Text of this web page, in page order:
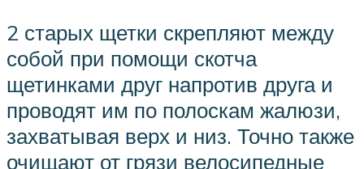
2 старых щетки скрепляют между
собой при помощи скотча
щетинками друг напротив друга и
проводят им по полоскам жалюзи,
захватывая верх и низ. Точно также
очищают от грязи велосипедные